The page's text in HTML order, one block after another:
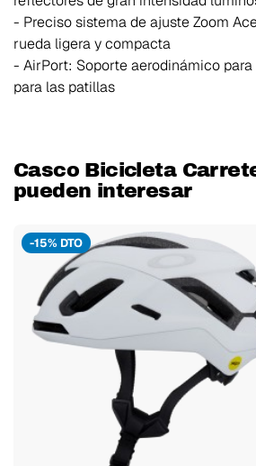
- Preciso sistema de ajuste Zoom
rueda ligera y compacta
- AirPort: Soporte aerodinámico
para las patillas
Casco Bicicleta
pueden interesar
-15% DTO